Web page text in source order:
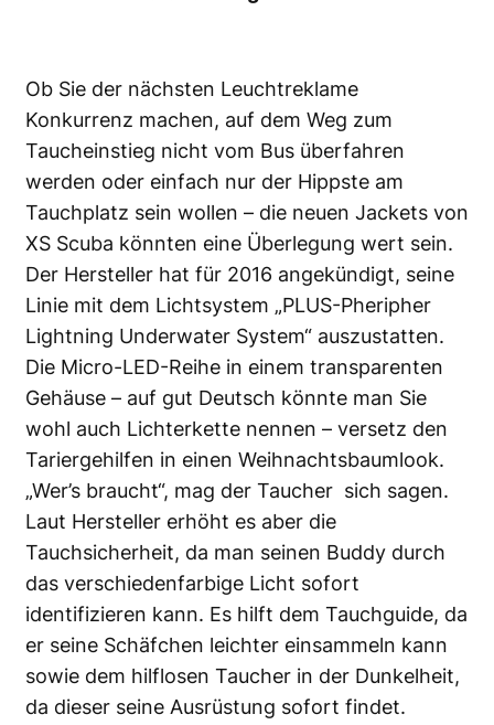
Ob Sie der nächsten Leuchtreklame
Konkurrenz machen, auf dem Weg zum
Taucheinstieg nicht vom Bus überfahren
werden oder einfach nur der Hippste am
Tauchplatz sein wollen – die neuen Jackets von
XS Scuba könnten eine Überlegung wert sein.
Der Hersteller hat für 2016 angekündigt, seine
Linie mit dem Lichtsystem „PLUS-Pheripher
Lightning Underwater System“ auszustatten.
Die Micro-LED-Reihe in einem transparenten
Gehäuse – auf gut Deutsch könnte man Sie
wohl auch Lichterkette nennen – versetz den
Tariergehilfen in einen Weihnachtsbaumlook.
„Wer’s braucht“, mag der Taucher sich sagen.
Laut Hersteller erhöht es aber die
Tauchsicherheit, da man seinen Buddy durch
das verschiedenfarbige Licht sofort
identifizieren kann. Es hilft dem Tauchguide, da
er seine Schäfchen leichter einsammeln kann
sowie dem hilflosen Taucher in der Dunkelheit,
da dieser seine Ausrüstung sofort findet.